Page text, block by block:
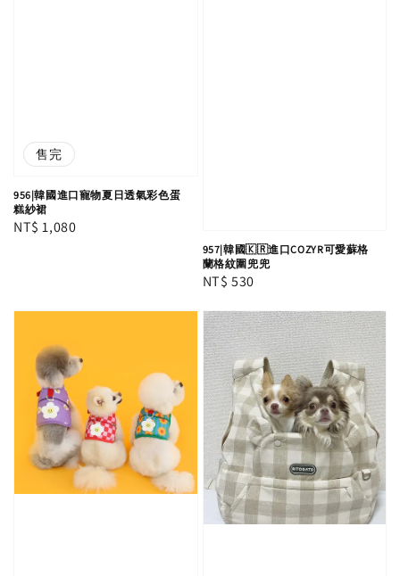
售完
956|韓國進口寵物夏日透氣彩色蛋
糕紗裙
Regular
NT$ 1,080
957|韓國🇰🇷進口COZYR可愛蘇格
蘭格紋圍兜兜
Regular
NT$ 530